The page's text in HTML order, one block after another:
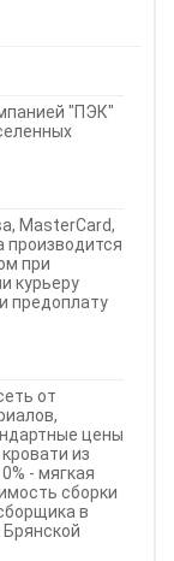
"ПЭК"
MasterCard,
производится
при
курьеру
предоплату
от
цены
из
- мягкая
сборки
в
Брянской